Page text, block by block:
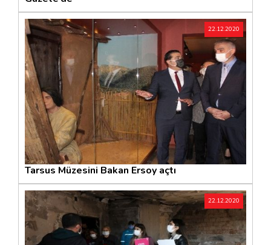
22.12.2020
Tarsus Müzesini Bakan Ersoy açtı
22.12.2020